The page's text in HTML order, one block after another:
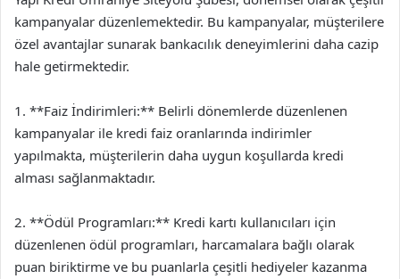
kampanyalar düzenlemektedir. Bu kampanyalar, müşterilere
özel avantajlar sunarak bankacılık deneyimlerini daha cazip
hale getirmektedir.
1. **Faiz İndirimleri:** Belirli dönemlerde düzenlenen
kampanyalar ile kredi faiz oranlarında indirimler
yapılmakta, müşterilerin daha uygun koşullarda kredi
alması sağlanmaktadır.
2. **Ödül Programları:** Kredi kartı kullanıcıları için
düzenlenen ödül programları, harcamalara bağlı olarak
puan biriktirme ve bu puanlarla çeşitli hediyeler kazanma